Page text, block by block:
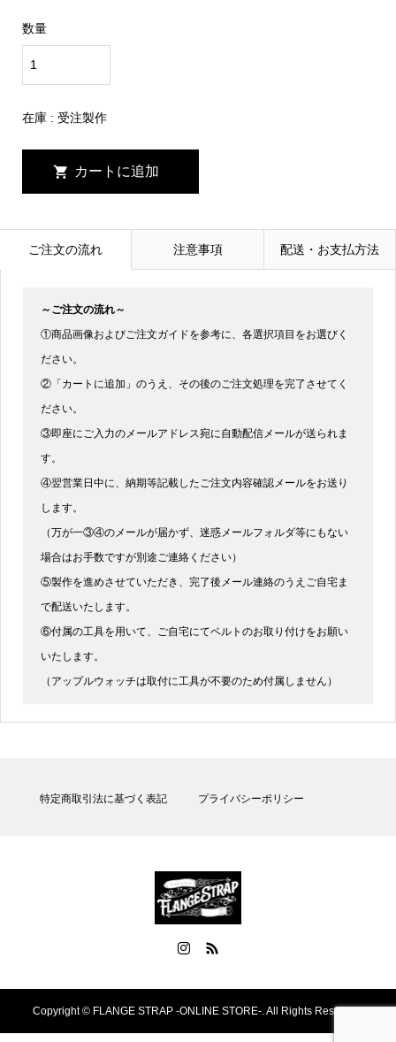
数量
在庫 : 受注製作
ご注文の流れ 注意事項 配送・お支払方法
～ご注文の流れ～
①商品画像およびご注文ガイドを参考に、各選択項目をお選びく
ださい。
②「カートに追加」のうえ、その後のご注文処理を完了させてく
ださい。
③即座にご入力のメールアドレス宛に自動配信メールが送られま
す。
④翌営業日中に、納期等記載したご注文内容確認メールをお送り
します。
（万が一③④のメールが届かず、迷惑メールフォルダ等にもない
場合はお手数ですが別途ご連絡ください）
⑤製作を進めさせていただき、完了後メール連絡のうえご自宅ま
で配送いたします。
⑥付属の工具を用いて、ご自宅にてベルトのお取り付けをお願い
いたします。
（アップルウォッチは取付に工具が不要のため付属しません）
特定商取引法に基づく表記 プライバシーポリシー
Copyright ©FLANGE STRAP -ONLINE STORE-. All Rights Reserved.